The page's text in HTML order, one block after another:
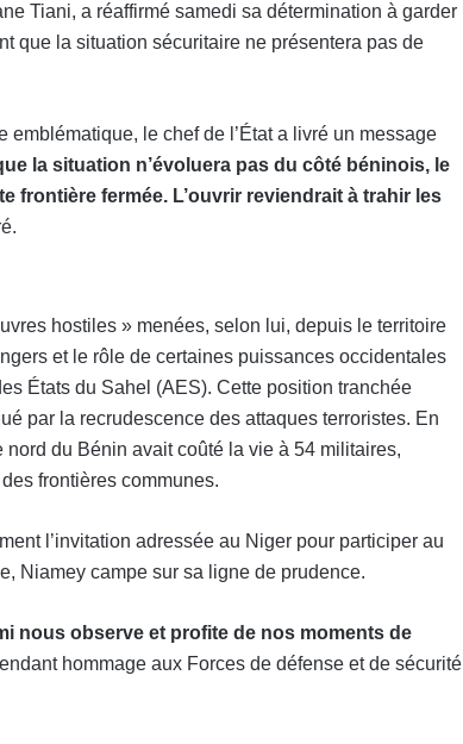
Tiani, a réaffirmé samedi sa détermination à garder
que la situation sécuritaire ne présentera pas de
le chef de l’État a livré un message
la situation n’évoluera pas du côté béninois, le
frontière fermée. L’ouvrir reviendrait à trahir les
hostiles » menées, selon lui, depuis le territoire
et le rôle de certaines puissances occidentales
États du Sahel (AES). Cette position tranchée
par la recrudescence des attaques terroristes. En
du Bénin avait coûté la vie à 54 militaires,
frontières communes.
l’invitation adressée au Niger pour participer au
Niamey campe sur sa ligne de prudence.
nous observe et profite de nos moments de
hommage aux Forces de défense et de sécurité